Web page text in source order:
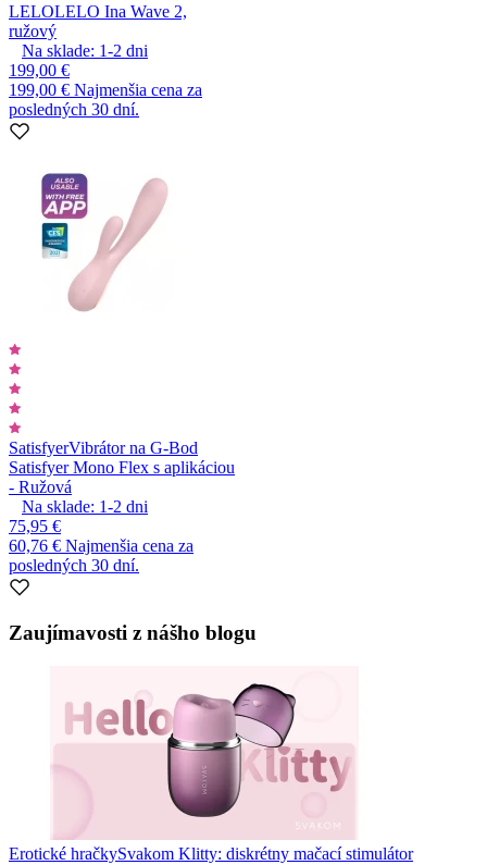
LELOLELO Ina Wave 2,
ružový
Na sklade: 1-2 dni
199,00 €
199,00 € Najmenšia cena za
posledných 30 dní.
SatisfyerVibrátor na G-Bod
Satisfyer Mono Flex s aplikáciou
- Ružová
Na sklade: 1-2 dni
75,95 €
60,76 € Najmenšia cena za
posledných 30 dní.
Zaujímavosti z nášho blogu
Erotické hračkySvakom Klitty: diskrétny mačací stimulátor